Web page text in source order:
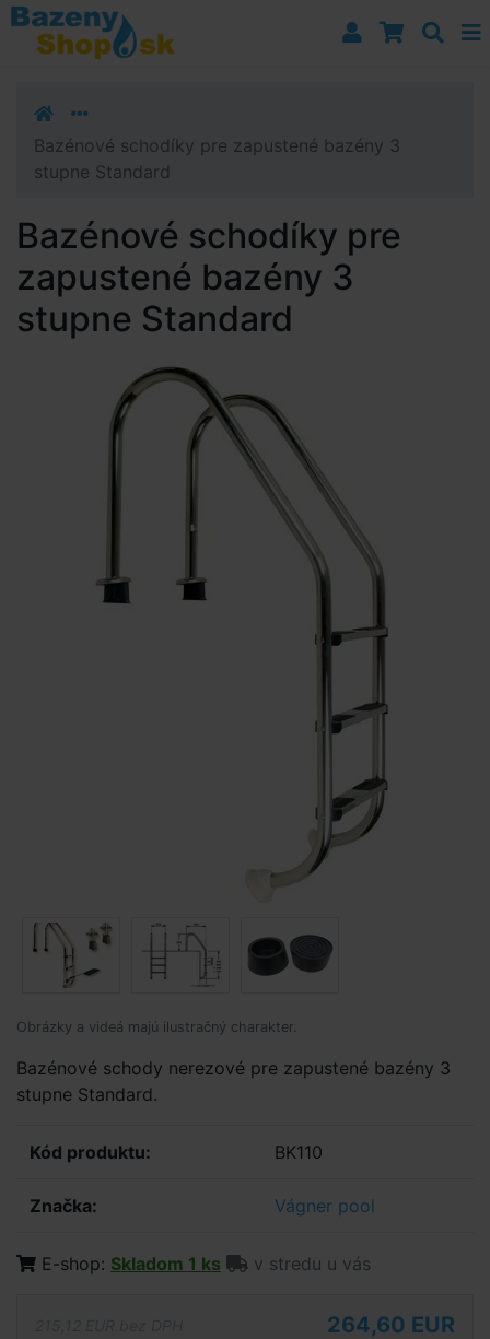
Prejsť k navigácii
Prejsť na obsah
Prejsť k bočnému stĺpci
Bazénové schodíky pre zapustené bazény 3
stupne Standard
Bazénové schodíky pre
zapustené bazény 3
stupne Standard
Obrázky a videá majú ilustračný charakter.
Bazénové schody nerezové pre zapustené bazény 3
stupne Standard.
Kód produktu: BK110
Značka: Vágner pool
E-shop: Skladom 1 ks v stredu u vás
264,60 EUR